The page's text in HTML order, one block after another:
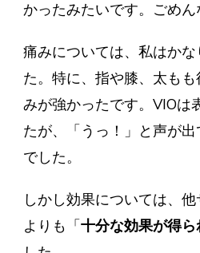
かったみたいです。ごめん
痛みについては、私はか
た。特に、指や膝、太も
みが強かったです。VIOは
たが、「うっ！」と声が
でした。
しかし効果については、
よりも「十分な効果が得ら